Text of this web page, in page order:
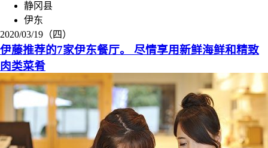
静冈县
伊东
2020/03/19（四）
伊藤推荐的7家伊东餐厅。 尽情享用新鲜海鲜和精致
肉类菜肴